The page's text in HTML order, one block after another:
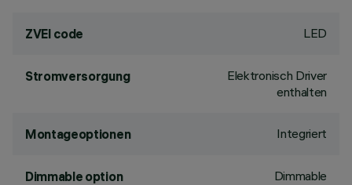
ZVEI code LED
Stromversorgung
Elektronisch Driver
enthalten
Montageoptionen Integriert
Dimmable option Dimmable